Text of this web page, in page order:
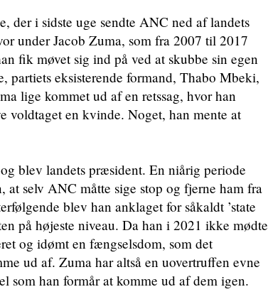
der i sidste uge sendte ANC ned af landets
under Jacob Zuma, som fra 2007 til 2017
fik møvet sig ind på ved at skubbe sin egen
partiets eksisterende formand, Thabo Mbeki,
lige kommet ud af en retssag, hvor han
voldtaget en kvinde. Noget, han mente at
blev landets præsident. En niårig periode
at selv ANC måtte sige stop og fjerne ham fra
blev han anklaget for såkaldt ’state
på højeste niveau. Da han i 2021 ikke mødte
og idømt en fængselsdom, som det
ud af. Zuma har altså en uovertruffen evne
som han formår at komme ud af dem igen.